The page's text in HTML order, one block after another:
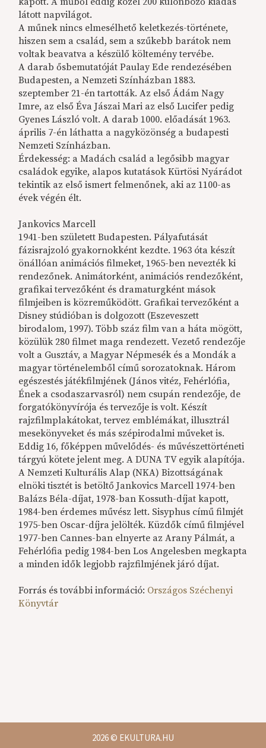
látott napvilágot.
A műnek nincs elmesélhető keletkezés-története,
hiszen sem a család, sem a szűkebb barátok nem
voltak beavatva a készülő költemény tervébe.
A darab ősbemutatóját Paulay Ede rendezésében
Budapesten, a Nemzeti Színházban 1883.
szeptember 21-én tartották. Az első Ádám Nagy
Imre, az első Éva Jászai Mari az első Lucifer pedig
Gyenes László volt. A darab 1000. előadását 1963.
április 7-én láthatta a nagyközönség a budapesti
Nemzeti Színházban.
Érdekesség: a Madách család a legősibb magyar
családok egyike, alapos kutatások Kürtösi Nyárádot
tekintik az első ismert felmenőnek, aki az 1100-as
évek végén élt.
Jankovics Marcell
1941-ben született Budapesten. Pályafutását
fázisrajzoló gyakornokként kezdte. 1963 óta készít
önállóan animációs filmeket, 1965-ben nevezték ki
rendezőnek. Animátorként, animációs rendezőként,
grafikai tervezőként és dramaturgként mások
filmjeiben is közreműködött. Grafikai tervezőként a
Disney stúdióban is dolgozott (Eszeveszett
birodalom, 1997). Több száz film van a háta mögött,
közülük 280 filmet maga rendezett. Vezető rendezője
volt a Gusztáv, a Magyar Népmesék és a Mondák a
magyar történelemből című sorozatoknak. Három
egészestés játékfilmjének (János vitéz, Fehérlófia,
Ének a csodaszarvasról) nem csupán rendezője, de
forgatókönyvírója és tervezője is volt. Készít
rajzfilmplakátokat, tervez emblémákat, illusztrál
mesekönyveket és más szépirodalmi műveket is.
Eddig 16, főképpen művelődés- és művészettörténeti
tárgyú kötete jelent meg. A DUNA TV egyik alapítója.
A Nemzeti Kulturális Alap (NKA) Bizottságának
elnöki tisztét is betöltő Jankovics Marcell 1974-ben
Balázs Béla-díjat, 1978-ban Kossuth-díjat kapott,
1984-ben érdemes művész lett. Sisyphus című filmjét
1975-ben Oscar-díjra jelölték. Küzdők című filmjével
1977-ben Cannes-ban elnyerte az Arany Pálmát, a
Fehérlófia pedig 1984-ben Los Angelesben megkapta
a minden idők legjobb rajzfilmjének járó díjat.
Forrás és további információ: Országos Széchenyi
Könyvtár
2026© EKULTURA.HU